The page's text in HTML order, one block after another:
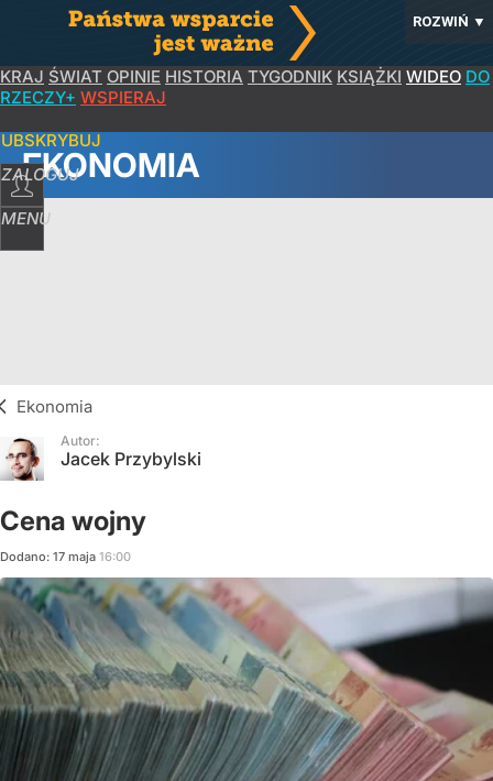
ROZWIŃ ▼
KRAJ ŚWIAT OPINIE HISTORIA TYGODNIK KSIĄŻKI WIDEO DO
RZECZY+ WSPIERAJ
ZALOGUJ
MENU
EKONOMIA
Ekonomia
Autor:
Jacek Przybylski
Cena wojny
Dodano: 17 maja 16:00